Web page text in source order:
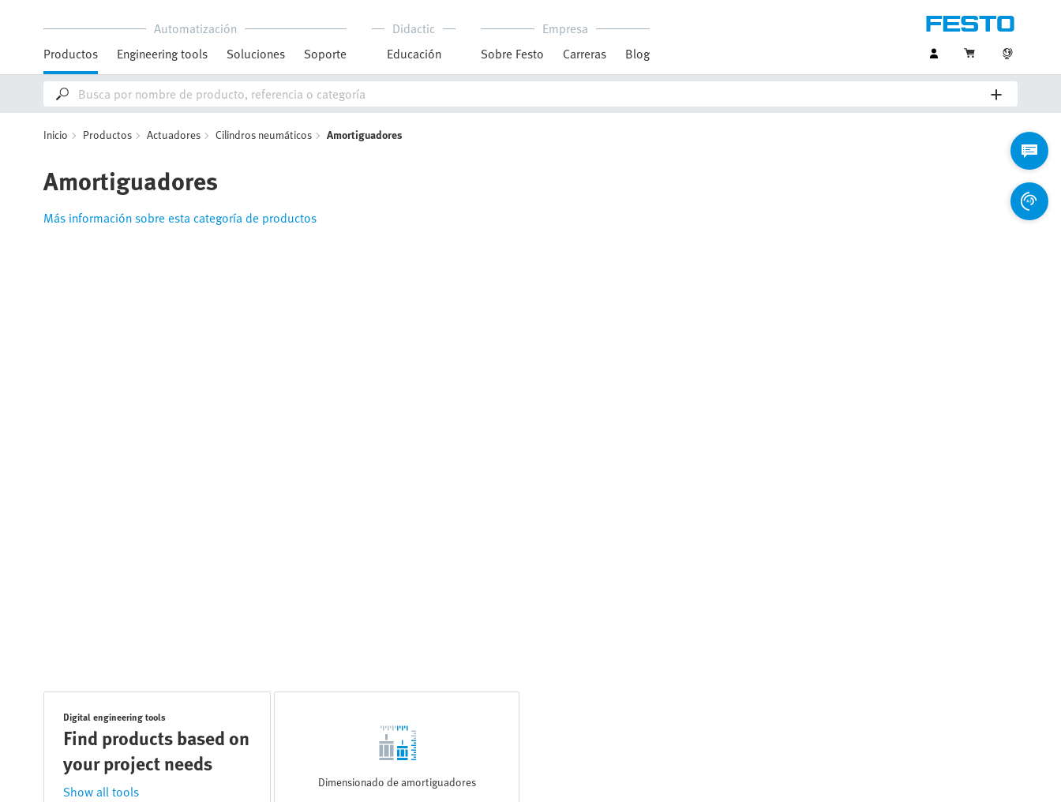
Automatización
Productos
Engineering tools Soluciones Soporte
Didactic
Educación
Empresa
Sobre Festo
Carreras Blog
Inicio Productos Actuadores Cilindros neumáticos Amortiguadores
Amortiguadores
Más información sobre esta categoría de productos
Digital engineering tools
Find products based on
your project needs
Show all tools
Dimensionado de amortiguadores